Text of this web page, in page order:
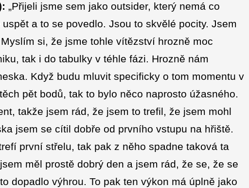
„Přijeli jsme sem jako outsider, který nemá co
a to se povedlo. Jsou to skvělé pocity. Jsem
si, že jsme tohle vítězství hrozně moc
tak i do tabulky v téhle fázi. Hrozně nám
Když budu mluvit specificky o tom momentu v
pět bodů, tak to bylo něco naprosto úžasného.
takže jsem rád, že jsem to trefil, že jsem mohl
jsem se cítil dobře od prvního vstupu na hřiště.
první střelu, tak pak z něho spadne taková ta
měl prostě dobrý den a jsem rád, že se, že se
dopadlo výhrou. To pak ten výkon má úplně jako